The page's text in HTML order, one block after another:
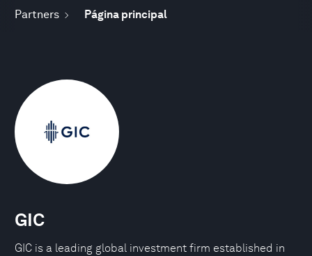
Partners Página principal
GIC
GIC is a leading global investment firm established in